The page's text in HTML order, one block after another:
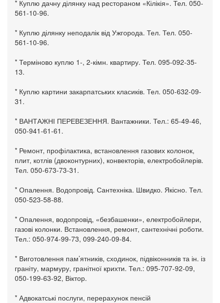
* Куплю дачну ділянку над рестораном «Кілікія». Тел. 050-
561-10-96.
* Куплю ділянку неподалік від Ужгорода. Тел. Тел. 050-
561-10-96.
* Терміново куплю 1-, 2-кімн. квартиру. Тел. 095-092-35-
13.
* Куплю картини закарпатських класиків. Тел. 050-632-09-
31.
* ВАНТАЖНІ ПЕРЕВЕЗЕННЯ. Вантажники. Тел.: 65-49-46,
050-941-61-61.
* Ремонт, профілактика, встановлення газових колонок,
плит, котлів (двоконтурних), конвекторів, електробойлерів.
Тел. 050-673-73-31.
* Опалення. Водопровід. Сантехніка. Швидко. Якісно. Тел.
050-523-58-88.
* Опалення, водопровід, «безбашенки», електробойлери,
газові колонки. Встановлення, ремонт, сантехнічні роботи.
Тел.: 050-974-99-73, 099-240-09-84.
* Виготовлення пам’ятників, сходинок, підвіконників та ін. із
граніту, мармуру, гранітної крихти. Тел.: 095-707-92-09,
050-199-63-92, Віктор.
* Адвокатські послуги, перерахунок пенсій